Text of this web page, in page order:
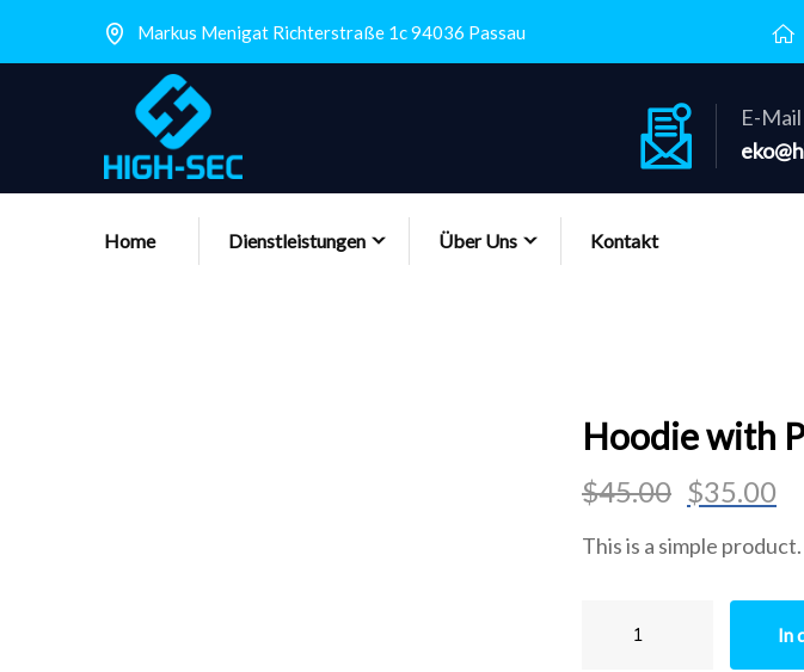
Markus Menigat Richterstraße 1c 94036 Passau
E-Mail
Home Dienstleistungen Über Uns Kontakt
Hoodie with
$45.00
Ursprünglicher
war:
$35.00
ist:
This is a simple product.
In